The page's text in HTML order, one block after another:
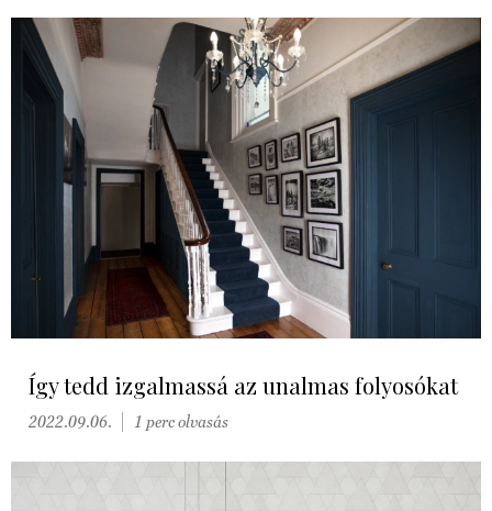
Így tedd izgalmassá az unalmas folyosókat
2022.09.06. 1 perc olvasás